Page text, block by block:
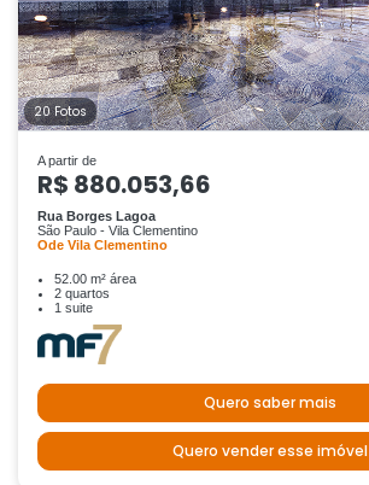
20 Fotos
A partir de
R$ 880.053,66
Rua Borges Lagoa
São Paulo - Vila Clementino
Ode Vila Clementino
52.00 m² área
2 quartos
1 suite
Quero saber mais
Quero vender esse imóvel